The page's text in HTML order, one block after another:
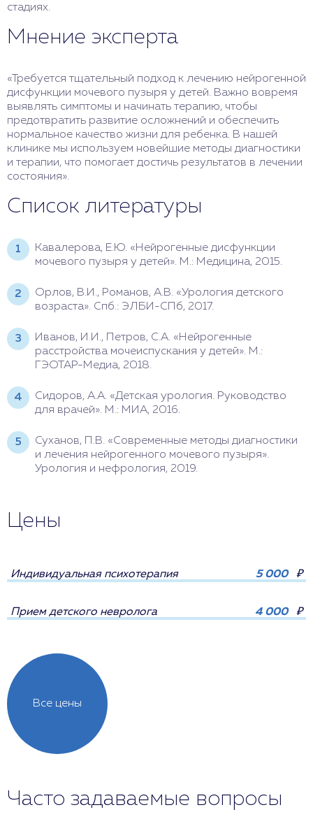
стадиях.
Мнение эксперта
«Требуется тщательный подход к лечению нейрогенной
дисфункции мочевого пузыря у детей. Важно вовремя
выявлять симптомы и начинать терапию, чтобы
предотвратить развитие осложнений и обеспечить
нормальное качество жизни для ребенка. В нашей
клинике мы используем новейшие методы диагностики
и терапии, что помогает достичь результатов в лечении
состояния».
Список литературы
Кавалерова, Е.Ю. «Нейрогенные дисфункции
мочевого пузыря у детей». М.: Медицина, 2015.
Орлов, В.И., Романов, А.В. «Урология детского
возраста». Спб.: ЭЛБИ-СПб, 2017.
Иванов, И.И., Петров, С.А. «Нейрогенные
расстройства мочеиспускания у детей». М.:
ГЭОТАР-Медиа, 2018.
Сидоров, А.А. «Детская урология. Руководство
для врачей». М.: МИА, 2016.
Суханов, П.В. «Современные методы диагностики
и лечения нейрогенного мочевого пузыря».
Урология и нефрология, 2019.
Цены
Все цены
Индивидуальная психотерапия 5 000 ₽
Прием детского невролога 4 000 ₽
Часто задаваемые вопросы